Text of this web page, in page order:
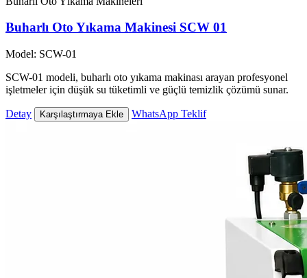
Buharlı Oto Yıkama Makinesi SCW 01
Model: SCW-01
SCW-01 modeli, buharlı oto yıkama makinası arayan profesyonel
işletmeler için düşük su tüketimli ve güçlü temizlik çözümü sunar.
Detay Karşılaştırmaya Ekle WhatsApp Teklif